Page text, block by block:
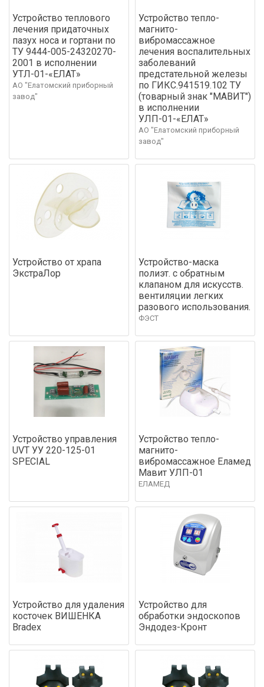
Устройство теплового
лечения придаточных
пазух носа и гортани по
ТУ 9444-005-24320270-
2001 в исполнении
УТЛ-01-«ЕЛАТ»
АО "Елатомский приборный
завод"
Устройство тепло-
магнито-
вибромассажное
лечения воспалительных
заболеваний
предстательной железы
по ГИКС.941519.102 ТУ
(товарный знак "МАВИТ")
в исполнении
УЛП-01-«ЕЛАТ»
АО "Елатомский приборный
завод"
Устройство от храпа
ЭкстраЛор
Устройство-маска
полиэт. с обратным
клапаном для искусств.
вентиляции легких
разового использования.
ФЭСТ
Устройство управления
UVT УУ 220-125-01
SPECIAL
Устройство тепло-
магнито-
вибромассажное Еламед
Мавит УЛП-01
ЕЛАМЕД
Устройство для удаления
косточек ВИШЕНКА
Bradex
Устройство для
обработки эндоскопов
Эндодез-Кронт